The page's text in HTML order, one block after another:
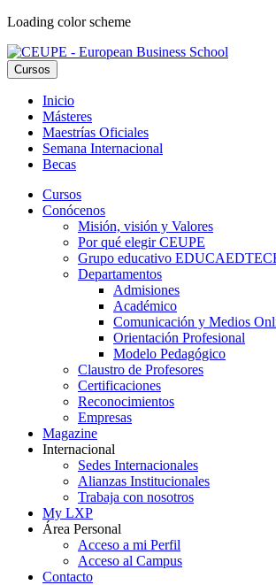
Loading color scheme
Cursos
Inicio
Másteres
Maestrías Oficiales
Semana Internacional
Becas
Cursos
Conócenos
Misión, visión y Valores
Por qué elegir CEUPE
Grupo educativo
Departamentos
Admisiones
Académico
Comunicación y Medios
Orientación Profesional
Modelo Pedagógico
Claustro de Profesores
Certificaciones
Reconocimientos
Empresas
Magazine
Internacional
Sedes Internacionales
Alianzas Institucionales
Trabaja con nosotros
My LXP
Área Personal
Acceso a mi Perfil
Acceso al Campus
Contacto